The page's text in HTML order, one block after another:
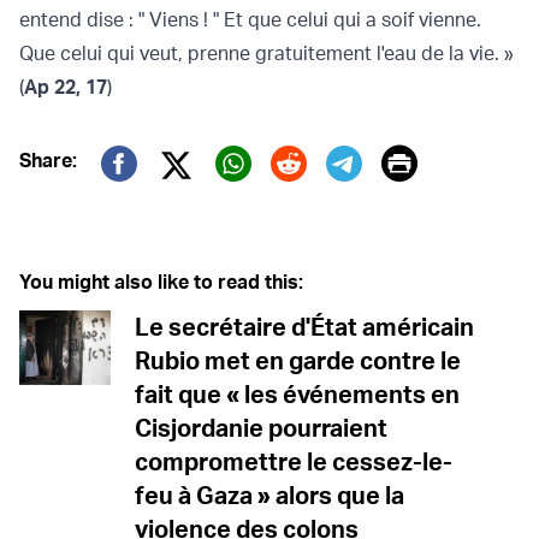
entend dise : " Viens ! " Et que celui qui a soif vienne.
Que celui qui veut, prenne gratuitement l'eau de la vie. »
(Ap 22, 17)
Share:
Twitter (X)
Print
You might also like to read this:
Le secrétaire d'État américain
Rubio met en garde contre le
fait que « les événements en
Cisjordanie pourraient
compromettre le cessez-le-
feu à Gaza » alors que la
violence des colons